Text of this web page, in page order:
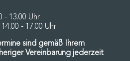
- 13.00 Uhr
- 17.00 Uhr
sind gemäß Ihrem
Vereinbarung jederzeit